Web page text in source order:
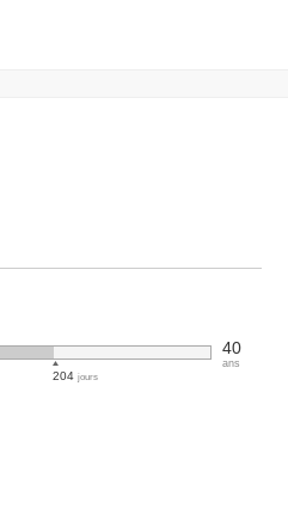
204jours
40
ans